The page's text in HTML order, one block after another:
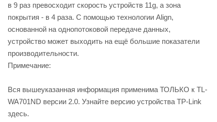
в 9 раз превосходит скорость устройств 11g, а зона
покрытия - в 4 раза. С помощью технологии Align,
основанной на однопотоковой передаче данных,
устройство может выходить на ещё большие показатели
производительности.
Примечание:
Вся вышеуказанная информация применима ТОЛЬКО к TL-
WA701ND версии 2.0. Узнайте версию устройства TP-Link
здесь.